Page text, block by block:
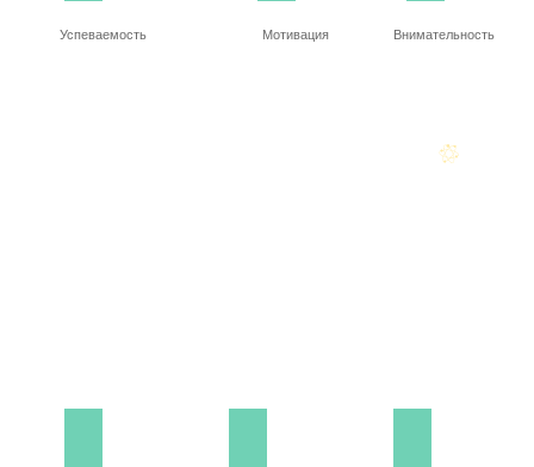
Успеваемость Мотивация Внимательность